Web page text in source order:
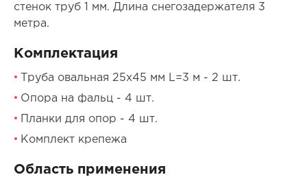
стенок труб 1 мм. Длина снегозадержателя 3
метра.
Комплектация
Труба овальная 25х45 мм L=3 м - 2 шт.
Опора на фальц - 4 шт.
Планки для опор - 4 шт.
Комплект крепежа
Область применения